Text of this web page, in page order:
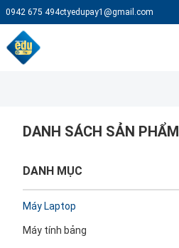
0942 675 494ctyedupay1@gmail.com
DANH SÁCH SẢN PHẨM
DANH MỤC
Máy Laptop
Máy tính bảng